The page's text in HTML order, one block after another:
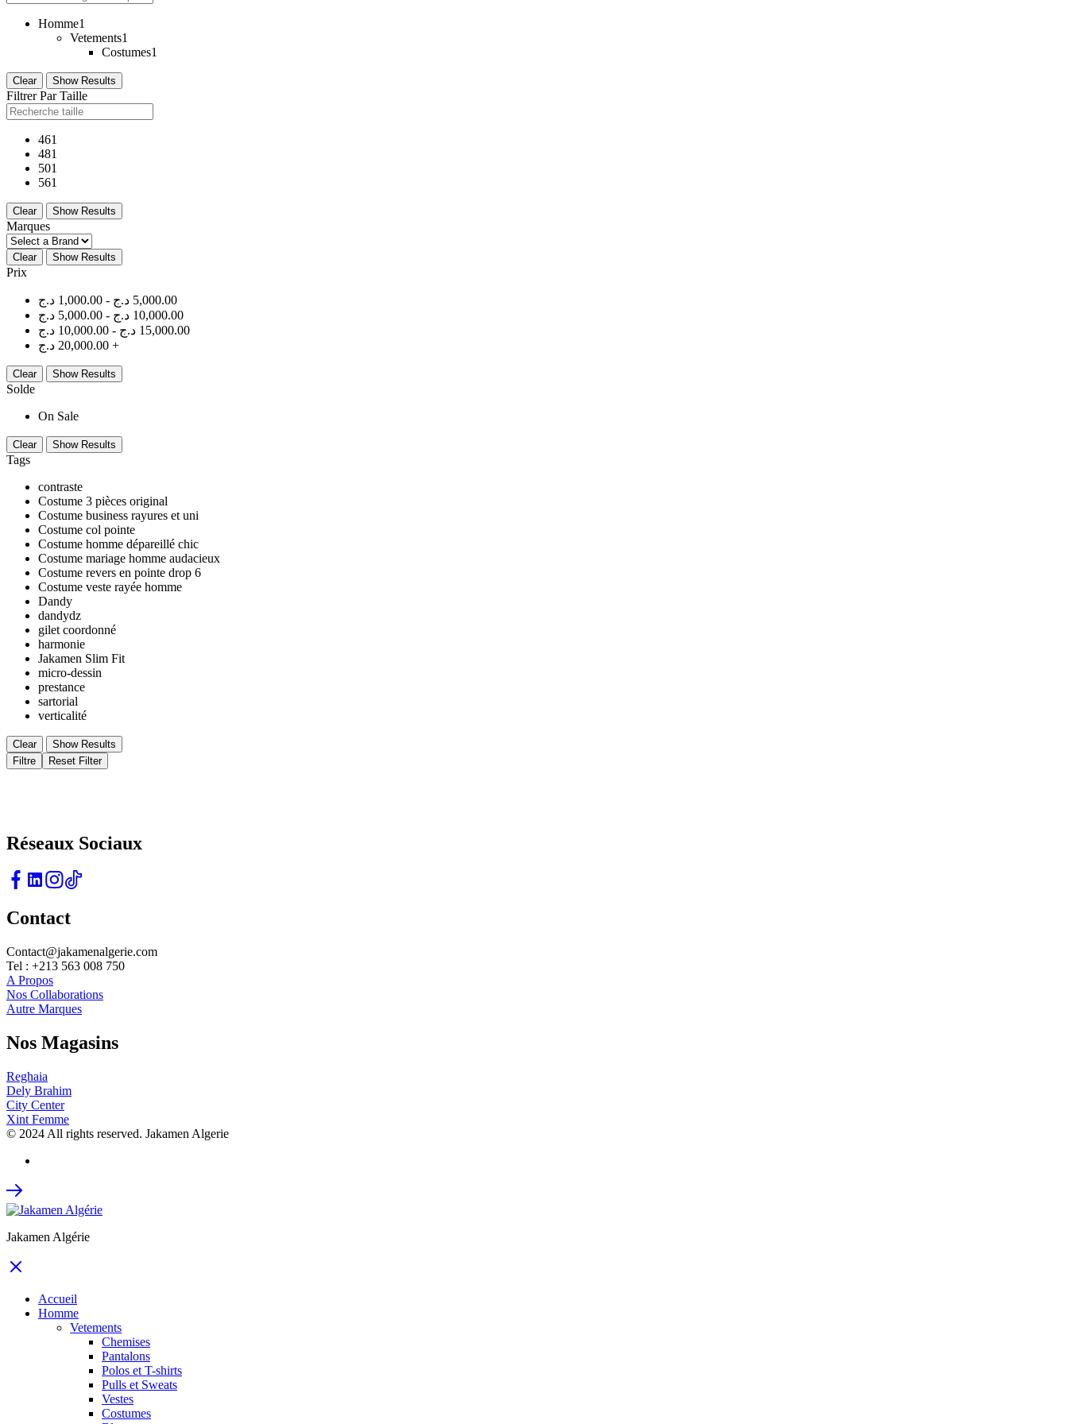
Homme1
Vetements1
Costumes1
Clear Show Results
Filtrer Par Taille
461
481
501
561
Clear Show Results
Marques
Clear Show Results
Prix
1,000.00 د.ج - 5,000.00 د.ج
5,000.00 د.ج - 10,000.00 د.ج
10,000.00 د.ج - 15,000.00 د.ج
20,000.00 د.ج +
Clear Show Results
Solde
On Sale
Clear Show Results
Tags
contraste
Costume 3 pièces original
Costume business rayures et uni
Costume col pointe
Costume homme dépareillé chic
Costume mariage homme audacieux
Costume revers en pointe drop 6
Costume veste rayée homme
Dandy
dandydz
gilet coordonné
harmonie
Jakamen Slim Fit
micro-dessin
prestance
sartorial
verticalité
Clear
Show Results
Filtre
Reset Filter
Réseaux Sociaux
Contact
Contact@jakamenalgerie.com
Tel : +213 563 008 750
A Propos
Nos Collaborations
Autre Marques
Nos Magasins
Reghaia
Dely Brahim
City Center
Xint Femme
© 2024 All rights reserved. Jakamen Algerie
Jakamen Algérie
Accueil
Homme
Vetements
Chemises
Pantalons
Polos et T-shirts
Pulls et Sweats
Vestes
Costumes